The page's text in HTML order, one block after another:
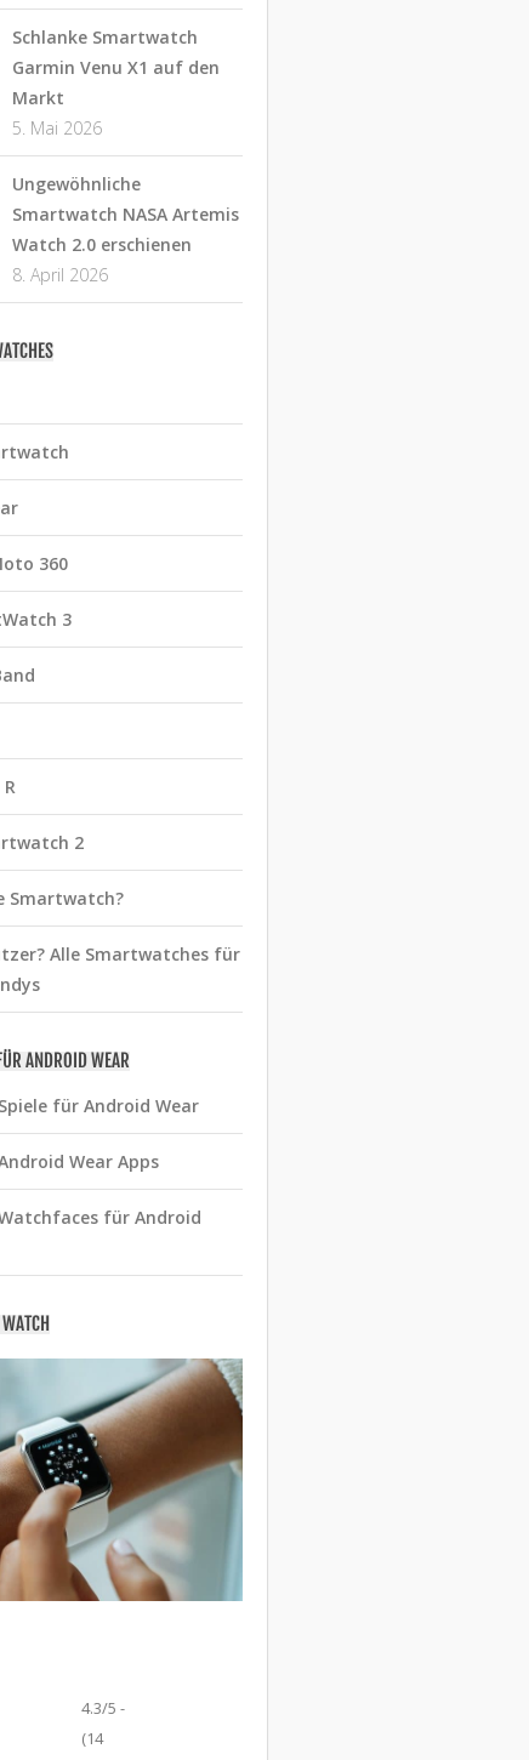
Schlanke Smartwatch
Garmin Venu X1 auf den
Markt
5. Mai 2026
Ungewöhnliche
Smartwatch NASA Artemis
Watch 2.0 erschienen
8. April 2026
360
3
2
Smartwatch?
Alle Smartwatches für
ANDROID WEAR
für Android Wear
Wear Apps
für Android
4.3/5 -
(14